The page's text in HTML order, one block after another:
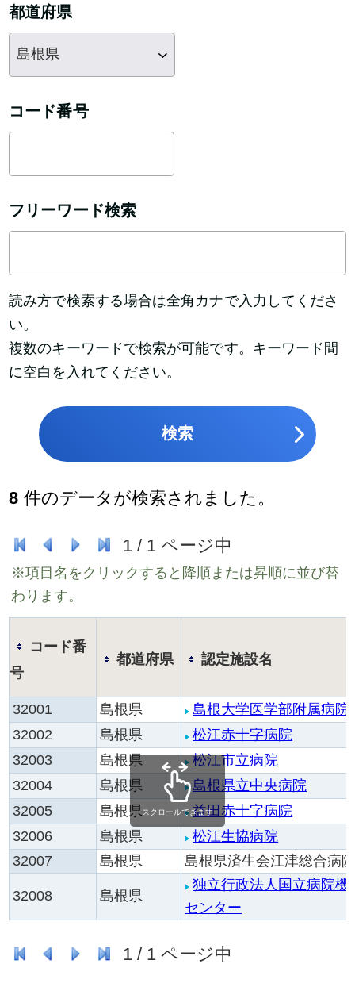
都道府県
コード番号
フリーワード検索
読み方で検索する場合は全角カナで入力してくださ
い。
複数のキーワードで検索が可能です。キーワード間
に空白を入れてください。
検索
8 件のデータが検索されました。
1 / 1 ページ中
※項目名をクリックすると降順または昇順に並び替
わります。
コード番
号
都道府県 認定施設名
32001 島根県
島根大学医学部附属病院
32002
島根県
松江赤十字病院
32003
島根県
松江市立病院
32004
島根県
島根県立中央病院
32005
島根県
益田赤十字病院
32006
島根県
松江生協病院
32007
島根県 島根県済生会江津総合病
32008 島根県
独立行政法人国立病院機
センター
スクロールできます
1 / 1 ページ中